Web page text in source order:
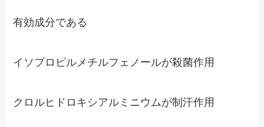
有効成分である
イソプロピルメチルフェノールが殺菌作用
クロルヒドロキシアルミニウムが制汗作用